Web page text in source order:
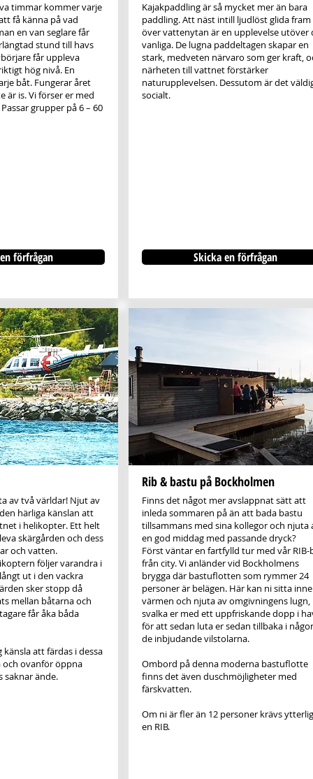
timmar kommer varje
få känna på vad
en van seglare får
stund till havs
får uppleva
hög nivå. En
båt. Fungerar året
är is. Vi förser er med
grupper på 6 – 60
förfrågan
av två världar! Njut av
härliga känslan att
i helikopter. Ett helt
skärgården och dess
och vatten.
följer varandra i
ut i den vackra
sker stopp då
mellan båtarna och
får åka båda
att färdas i dessa
ovanför öppna
saknar ände.
Kajakpaddling är så mycket mer än bara
paddling. Att näst intill ljudlöst glida fram
över vattenytan är en upplevelse utöver
vanliga. De lugna paddeltagen skapar en
stark, medveten närvaro som ger kraft,
närheten till vattnet förstärker
naturupplevelsen. Dessutom är det
socialt.
Skicka en förfrågan
Rib & bastu på Bockholmen
Finns det något mer avslappnat sätt att
inleda sommaren på än att bada bastu
tillsammans med sina kollegor och njuta
en god middag med passande dryck?
Först väntar en fartfylld tur med vår RIB-
från city. Vi anländer vid Bockholmens
brygga där bastuflotten som rymmer 24
personer är belägen. Här kan ni sitta
värmen och njuta av omgivningens lugn,
svalka er med ett uppfriskande dopp i
för att sedan luta er sedan tillbaka i
de inbjudande vilstolarna.
Ombord på denna moderna bastuflotte
finns det även duschmöjligheter med
färskvatten.
Om ni är fler än 12 personer krävs
en RIB.